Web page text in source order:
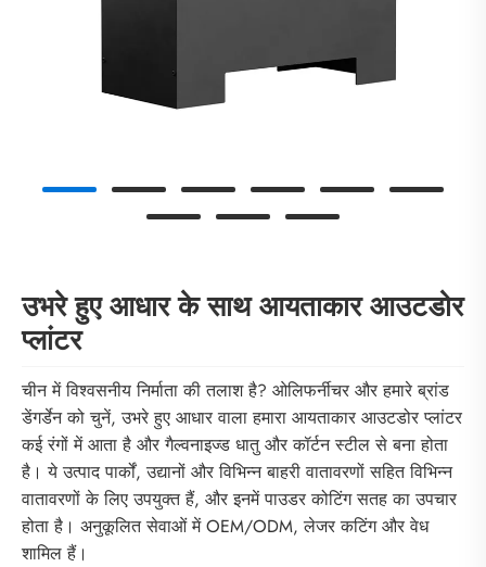
उभरे हुए आधार के साथ आयताकार आउटडोर
प्लांटर
चीन में विश्वसनीय निर्माता की तलाश है? ओलिफर्नीचर और हमारे ब्रांड
डेंगर्डेन को चुनें, उभरे हुए आधार वाला हमारा आयताकार आउटडोर प्लांटर
कई रंगों में आता है और गैल्वनाइज्ड धातु और कॉर्टन स्टील से बना होता
है। ये उत्पाद पार्कों, उद्यानों और विभिन्न बाहरी वातावरणों सहित विभिन्न
वातावरणों के लिए उपयुक्त हैं, और इनमें पाउडर कोटिंग सतह का उपचार
होता है। अनुकूलित सेवाओं में OEM/ODM, लेजर कटिंग और वेध
शामिल हैं।